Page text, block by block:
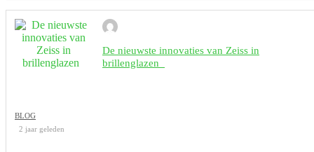
De nieuwste innovaties van Zeiss in
brillenglazen
BLOG
2 jaar geleden